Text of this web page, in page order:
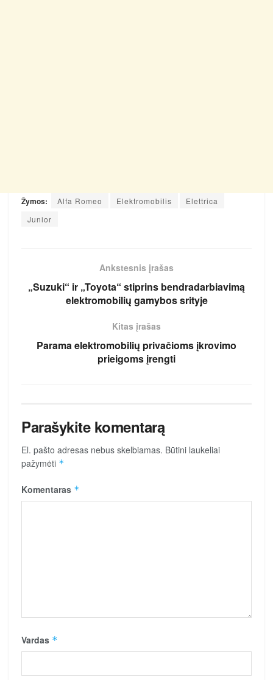
Žymos: Alfa Romeo Elektromobilis
Elettrica
Junior
Ankstesnis įrašas
„Suzuki“ ir „Toyota“ stiprins bendradarbiavimą
elektromobilių gamybos srityje
Kitas įrašas
Parama elektromobilių privačioms įkrovimo
prieigoms įrengti
Parašykite komentarą
El. pašto adresas nebus skelbiamas. Būtini laukeliai
pažymėti *
Komentaras *
Vardas *